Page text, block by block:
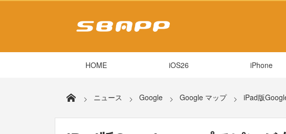
HOME iOS26 iPhone
ニュース Google Google マップ iPad版